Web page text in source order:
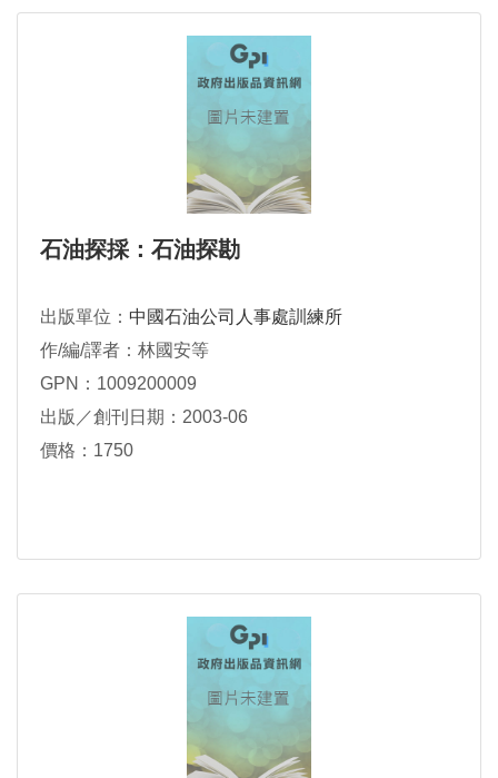
石油探採：石油探勘
出版單位： 中國石油公司人事處訓練所
作/編/譯者：林國安等
GPN：1009200009
出版／創刊日期：2003-06
價格：1750